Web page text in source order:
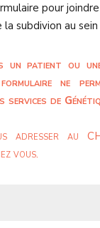
pour
subdivion au sein
un patient ou
ne
de
adresser au
vous.